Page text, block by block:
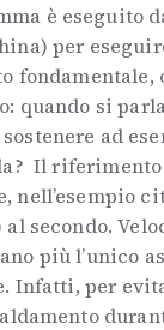
è eseguito
per
quando si
ad
Il
nell’esempio
secondo.
più l’unico
Infatti, per